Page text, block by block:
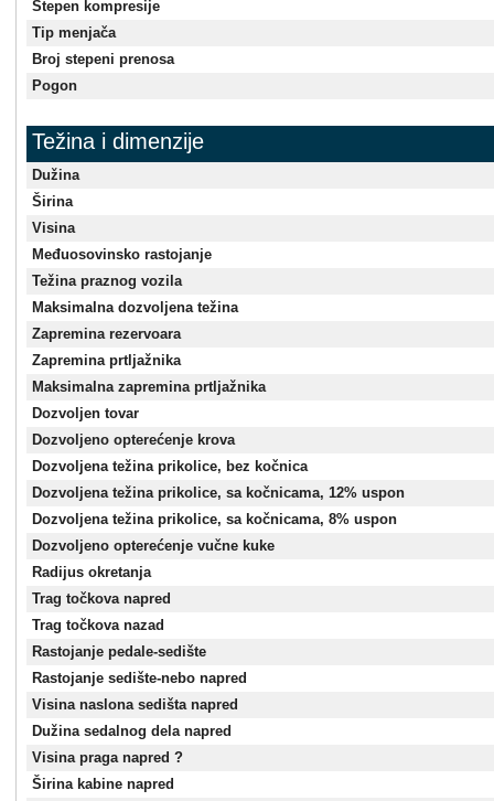
Stepen kompresije
Tip menjača
Broj stepeni prenosa
Pogon
Težina i dimenzije
Dužina
Širina
Visina
Međuosovinsko rastojanje
Težina praznog vozila
Maksimalna dozvoljena težina
Zapremina rezervoara
Zapremina prtljažnika
Maksimalna zapremina prtljažnika
Dozvoljen tovar
Dozvoljeno opterećenje krova
Dozvoljena težina prikolice, bez kočnica
Dozvoljena težina prikolice, sa kočnicama, 12% uspon
Dozvoljena težina prikolice, sa kočnicama, 8% uspon
Dozvoljeno opterećenje vučne kuke
Radijus okretanja
Trag točkova napred
Trag točkova nazad
Rastojanje pedale-sedište
Rastojanje sedište-nebo napred
Visina naslona sedišta napred
Dužina sedalnog dela napred
Visina praga napred ?
Širina kabine napred